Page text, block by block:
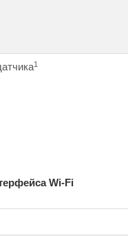
1
Wi-Fi